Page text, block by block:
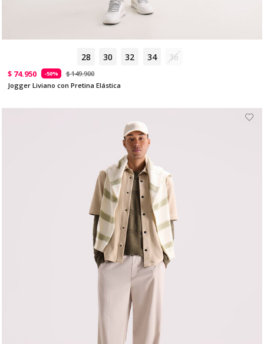
28 30 32 34 36
$ 74.950 -50%
$ 149.900
Jogger Liviano con Pretina Elástica